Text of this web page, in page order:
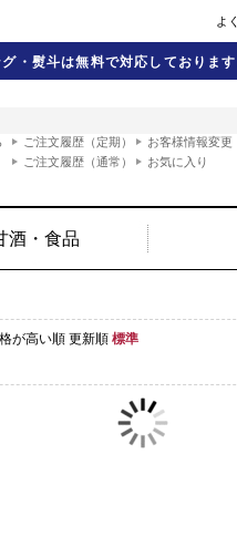
よ
・熨斗は無料で対応しております
ご注文履歴（定期）
お客様情報変更
ご注文履歴（通常） お気に入り
酒・食品
が高い順 更新順 標準